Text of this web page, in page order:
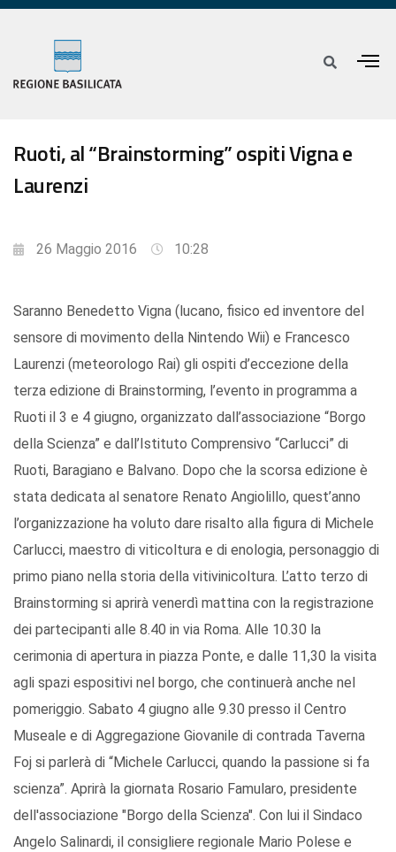
Ruoti, al “Brainstorming” ospiti Vigna e
Laurenzi
26 Maggio 2016 10:28
Saranno Benedetto Vigna (lucano, fisico ed inventore del
sensore di movimento della Nintendo Wii) e Francesco
Laurenzi (meteorologo Rai) gli ospiti d’eccezione della
terza edizione di Brainstorming, l’evento in programma a
Ruoti il 3 e 4 giugno, organizzato dall’associazione “Borgo
della Scienza” e dall’Istituto Comprensivo “Carlucci” di
Ruoti, Baragiano e Balvano. Dopo che la scorsa edizione è
stata dedicata al senatore Renato Angiolillo, quest’anno
l’organizzazione ha voluto dare risalto alla figura di Michele
Carlucci, maestro di viticoltura e di enologia, personaggio di
primo piano nella storia della vitivinicoltura. L’atto terzo di
Brainstorming si aprirà venerdì mattina con la registrazione
dei partecipanti alle 8.40 in via Roma. Alle 10.30 la
cerimonia di apertura in piazza Ponte, e dalle 11,30 la visita
agli spazi espositivi nel borgo, che continuerà anche nel
pomeriggio. Sabato 4 giugno alle 9.30 presso il Centro
Museale e di Aggregazione Giovanile di contrada Taverna
Foj si parlerà di “Michele Carlucci, quando la passione si fa
scienza”. Aprirà la giornata Rosario Famularo, presidente
dell'associazione "Borgo della Scienza". Con lui il Sindaco
Angelo Salinardi, il consigliere regionale Mario Polese e